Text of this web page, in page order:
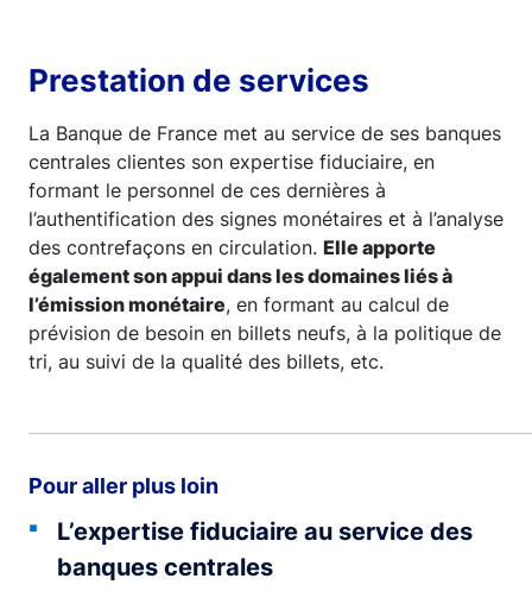
Prestation de services
La Banque de France met au service de ses banques
centrales clientes son expertise fiduciaire, en
formant le personnel de ces dernières à
l’authentification des signes monétaires et à l’analyse
des contrefaçons en circulation. Elle apporte
également son appui dans les domaines liés à
l’émission monétaire, en formant au calcul de
prévision de besoin en billets neufs, à la politique de
tri, au suivi de la qualité des billets, etc.
Pour aller plus loin
L’expertise fiduciaire au service des
banques centrales